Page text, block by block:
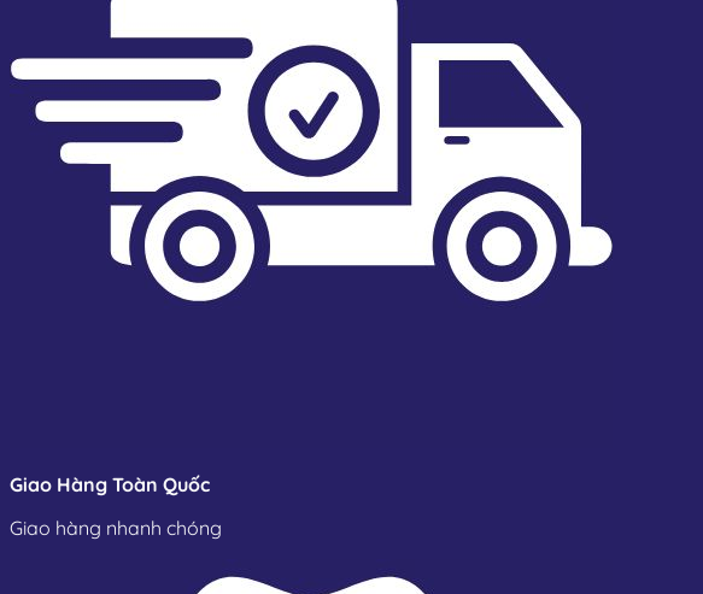
Giao Hàng Toàn Quốc
Giao hàng nhanh chóng